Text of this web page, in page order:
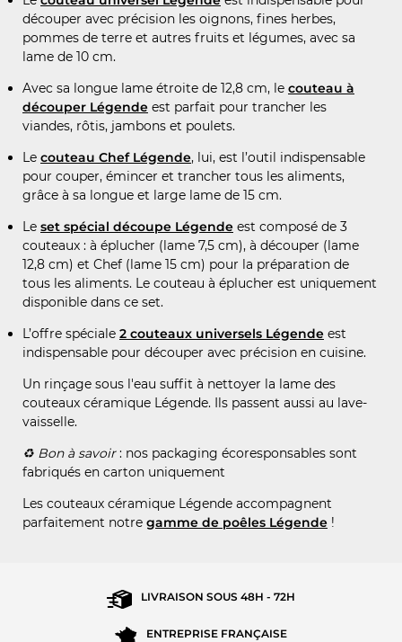
découper avec précision les oignons, fines herbes,
pommes de terre et autres fruits et légumes, avec sa
lame de 10 cm.
Avec sa longue lame étroite de 12,8 cm, le couteau à
découper Légende est parfait pour trancher les
viandes, rôtis, jambons et poulets.
Le couteau Chef Légende, lui, est l’outil indispensable
pour couper, émincer et trancher tous les aliments,
grâce à sa longue et large lame de 15 cm.
Le set spécial découpe Légende est composé de 3
couteaux : à éplucher (lame 7,5 cm), à découper (lame
12,8 cm) et Chef (lame 15 cm) pour la préparation de
tous les aliments. Le couteau à éplucher est uniquement
disponible dans ce set.
L’offre spéciale 2 couteaux universels Légende est
indispensable pour découper avec précision en cuisine.
Un rinçage sous l'eau suffit à nettoyer la lame des
couteaux céramique Légende. Ils passent aussi au lave-
vaisselle.
♻️ Bon à savoir: nos packaging écoresponsables sont
fabriqués en carton uniquement
Les couteaux céramique Légende accompagnent
parfaitement notre gamme de poêles Légende !
LIVRAISON SOUS48H - 72H
ENTREPRISE FRANÇAISE